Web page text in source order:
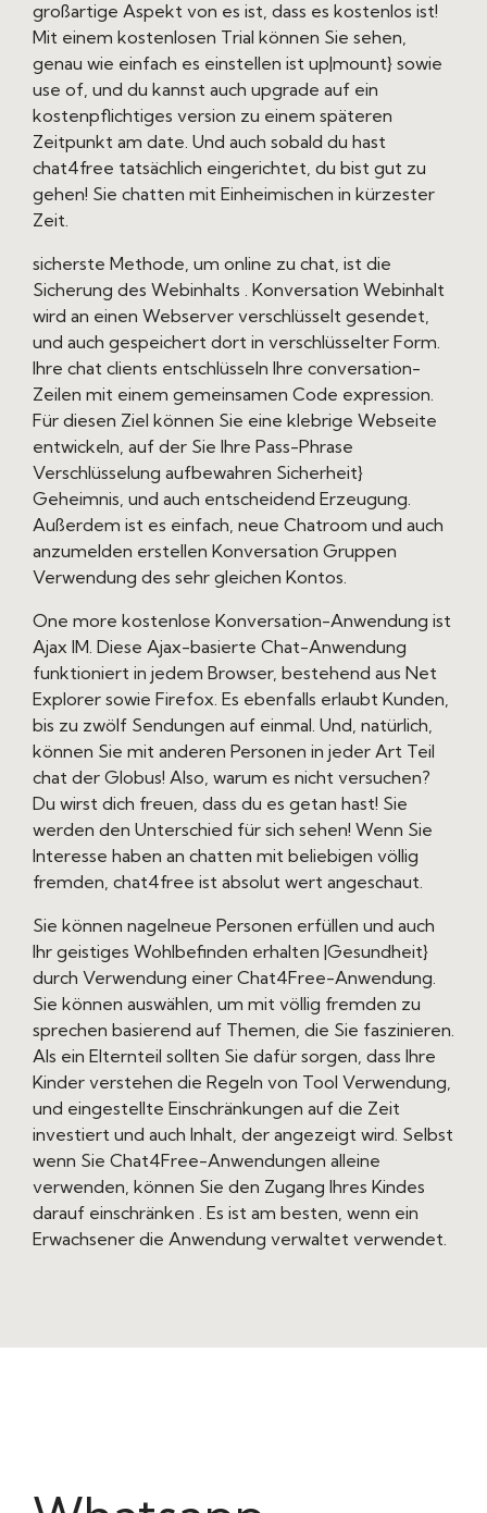
großartige Aspekt von es ist, dass es kostenlos ist!
Mit einem kostenlosen Trial können Sie sehen,
genau wie einfach es einstellen ist up|mount} sowie
use of, und du kannst auch upgrade auf ein
kostenpflichtiges version zu einem späteren
Zeitpunkt am date. Und auch sobald du hast
chat4free tatsächlich eingerichtet, du bist gut zu
gehen! Sie chatten mit Einheimischen in kürzester
Zeit.
sicherste Methode, um online zu chat, ist die
Sicherung des Webinhalts . Konversation Webinhalt
wird an einen Webserver verschlüsselt gesendet,
und auch gespeichert dort in verschlüsselter Form.
Ihre chat clients entschlüsseln Ihre conversation-
Zeilen mit einem gemeinsamen Code expression.
Für diesen Ziel können Sie eine klebrige Webseite
entwickeln, auf der Sie Ihre Pass-Phrase
Verschlüsselung aufbewahren Sicherheit}
Geheimnis, und auch entscheidend Erzeugung.
Außerdem ist es einfach, neue Chatroom und auch
anzumelden erstellen Konversation Gruppen
Verwendung des sehr gleichen Kontos.
One more kostenlose Konversation-Anwendung ist
Ajax IM. Diese Ajax-basierte Chat-Anwendung
funktioniert in jedem Browser, bestehend aus Net
Explorer sowie Firefox. Es ebenfalls erlaubt Kunden,
bis zu zwölf Sendungen auf einmal. Und, natürlich,
können Sie mit anderen Personen in jeder Art Teil
chat der Globus! Also, warum es nicht versuchen?
Du wirst dich freuen, dass du es getan hast! Sie
werden den Unterschied für sich sehen! Wenn Sie
Interesse haben an chatten mit beliebigen völlig
fremden, chat4free ist absolut wert angeschaut.
Sie können nagelneue Personen erfüllen und auch
Ihr geistiges Wohlbefinden erhalten |Gesundheit}
durch Verwendung einer Chat4Free-Anwendung.
Sie können auswählen, um mit völlig fremden zu
sprechen basierend auf Themen, die Sie faszinieren.
Als ein Elternteil sollten Sie dafür sorgen, dass Ihre
Kinder verstehen die Regeln von Tool Verwendung,
und eingestellte Einschränkungen auf die Zeit
investiert und auch Inhalt, der angezeigt wird. Selbst
wenn Sie Chat4Free-Anwendungen alleine
verwenden, können Sie den Zugang Ihres Kindes
darauf einschränken . Es ist am besten, wenn ein
Erwachsener die Anwendung verwaltet verwendet.